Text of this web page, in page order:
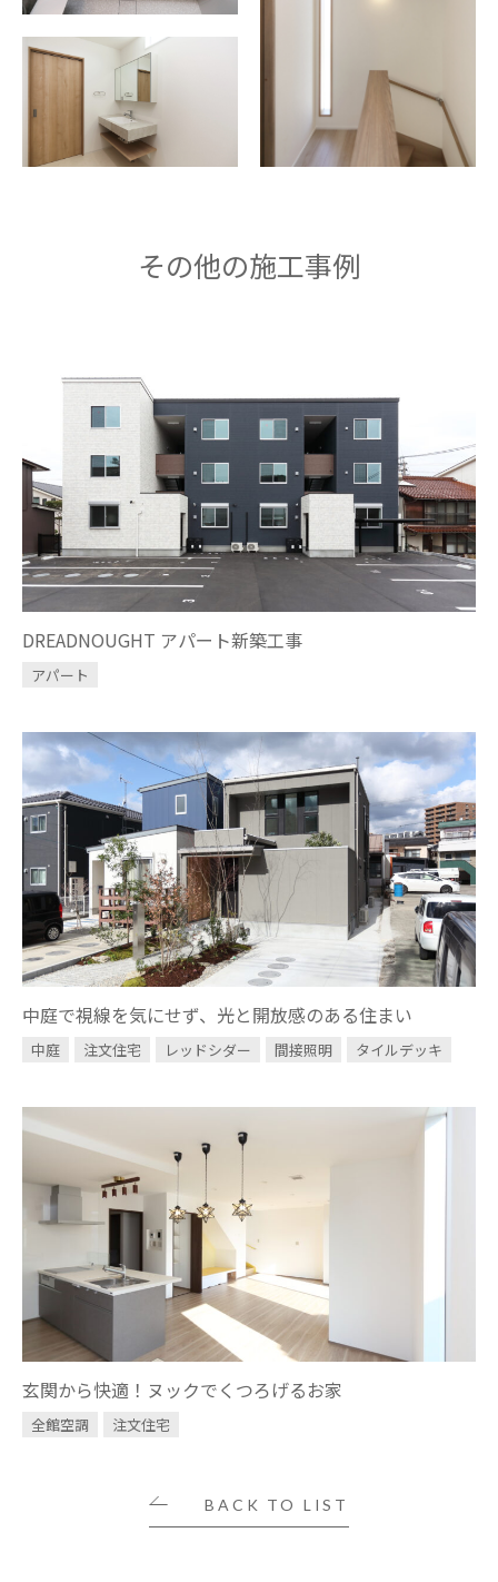
その他の施工事例
DREADNOUGHT アパート新築工事
アパート
中庭で視線を気にせず、光と開放感のある住まい
中庭 注文住宅 レッドシダー 間接照明 タイルデッキ
玄関から快適！ヌックでくつろげるお家
全館空調 注文住宅
BACK TO LIST